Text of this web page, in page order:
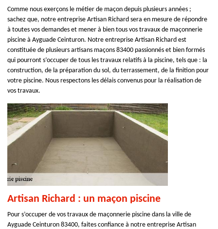
Comme nous exerçons le métier de maçon depuis plusieurs années ;
sachez que, notre entreprise Artisan Richard sera en mesure de répondre
à toutes vos demandes et mener à bien tous vos travaux de maçonnerie
piscine à Ayguade Ceinturon. Notre entreprise Artisan Richard est
constituée de plusieurs artisans maçons 83400 passionnés et bien formés
qui pourront s’occuper de tous les travaux relatifs à la piscine, tels que : la
construction, de la préparation du sol, du terrassement, de la finition pour
votre piscine. Nous respectons les délais convenus pour la réalisation de
vos travaux.
Artisan Richard : un maçon piscine
Pour s’occuper de vos travaux de maçonnerie piscine dans la ville de
Ayguade Ceinturon 83400, faites confiance à notre entreprise Artisan